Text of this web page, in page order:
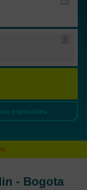
especiales
- Bogota